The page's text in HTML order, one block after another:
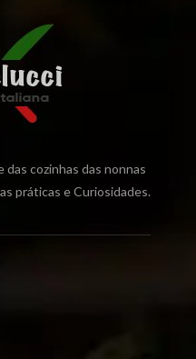
cozinhas das nonnas
práticas e Curiosidades.